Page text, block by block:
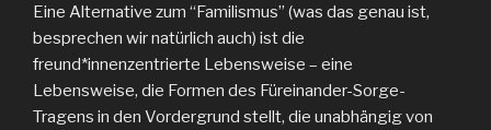
Eine Alternative zum “Familismus” (was das genau ist,
besprechen wir natürlich auch) ist die
freund*innenzentrierte Lebensweise – eine
Lebensweise, die Formen des Füreinander-Sorge-
Tragens in den Vordergrund stellt, die unabhängig von